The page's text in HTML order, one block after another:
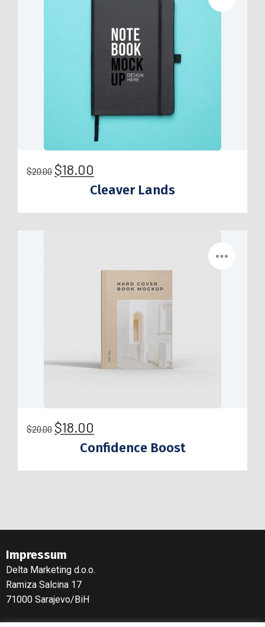
$20.00 $18.00
Cleaver Lands
$20.00 $18.00
Confidence Boost
Impressum
Delta Marketing d.o.o.
Ramiza Salcina 17
71000 Sarajevo/BiH